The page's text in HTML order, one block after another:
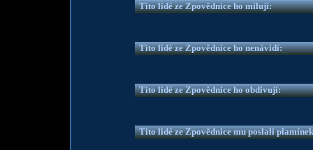
Tito lidé ze Zpovědnice ho milují:
Tito lidé ze Zpovědnice ho nenávidí:
Tito lidé ze Zpovědnice ho obdivují:
Tito lidé ze Zpovědnice mu poslali